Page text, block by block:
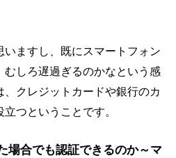
いますし、既にスマートフォン
むしろ遅過ぎるのかなという感
、クレジットカードや銀行のカ
つということです。
場合でも認証できるのか～マ